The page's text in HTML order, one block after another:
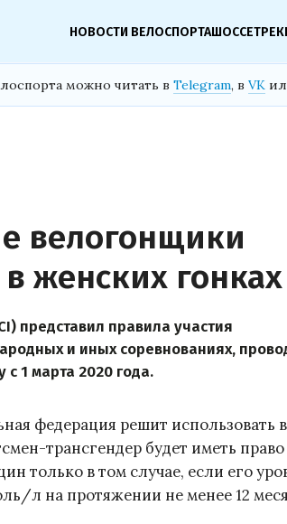
НОВОСТИ ВЕЛОСПОРТАШОССЕТРЕК
можно читать в Telegram, в VK
велогонщики
в женских гонках
представил правила участия
и иных соревнованиях,
с 1 марта 2020 года.
федерация решит использовать в
трансгендер будет иметь право
только в том случае, если его
л на протяжении не менее 12